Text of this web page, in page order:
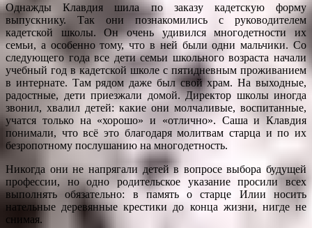
Однажды Клавдия шила по заказу кадетскую форму
выпускнику. Так они познакомились с руководителем
кадетской школы. Он очень удивился многодетности их
семьи, а особенно тому, что в ней были одни мальчики. Со
следующего года все дети семьи школьного возраста начали
учебный год в кадетской школе с пятидневным проживанием
в интернате. Там рядом даже был свой храм. На выходные,
радостные, дети приезжали домой. Директор школы иногда
звонил, хвалил детей: какие они молчаливые, воспитанные,
учатся только на «хорошо» и «отлично». Саша и Клавдия
понимали, что всё это благодаря молитвам старца и по их
безропотному послушанию на многодетность.
Никогда они не напрягали детей в вопросе выбора будущей
профессии, но одно родительское указание просили всех
выполнять обязательно: в память о старце Илии носить
нательные деревянные крестики до конца жизни, нигде не
снимая.